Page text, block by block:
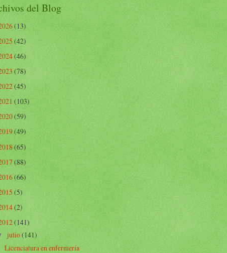
del Blog
(13)
(42)
(46)
(78)
(45)
(103)
(59)
(49)
(65)
(88)
(66)
(5)
(2)
(141)
julio(141)
Licenciatura en enfermería